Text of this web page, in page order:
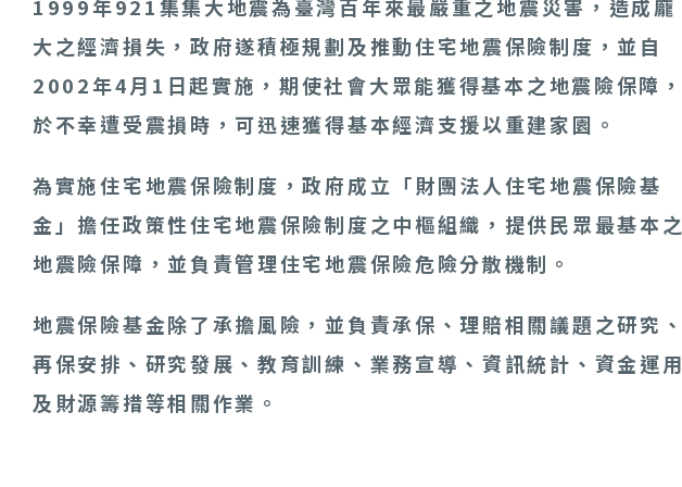
1999年921集集大地震為臺灣百年來最嚴重之地震災害，造成龐
大之經濟損失，政府遂積極規劃及推動住宅地震保險制度，並自
2002年4月1日起實施，期使社會大眾能獲得基本之地震險保障，
於不幸遭受震損時，可迅速獲得基本經濟支援以重建家園。
為實施住宅地震保險制度，政府成立「財團法人住宅地震保險基
金」擔任政策性住宅地震保險制度之中樞組織，提供民眾最基本之
地震險保障，並負責管理住宅地震保險危險分散機制。
地震保險基金除了承擔風險，並負責承保、理賠相關議題之研究、
再保安排、研究發展、教育訓練、業務宣導、資訊統計、資金運用
及財源籌措等相關作業。